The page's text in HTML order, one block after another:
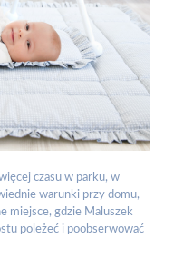
czasu w parku, w
warunki przy domu,
miejsce, gdzie Maluszek
poleżeć i poobserwować